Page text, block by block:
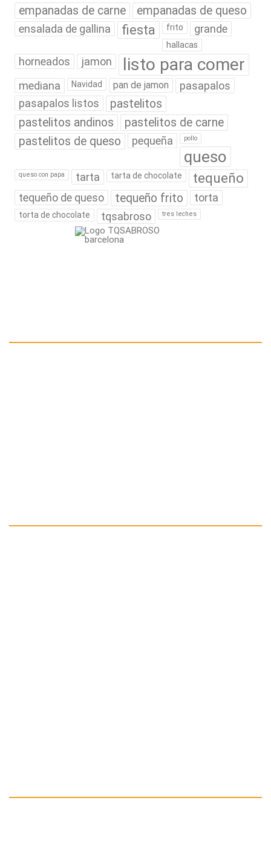
empanadas de carne
empanadas de queso
ensalada de gallina fiesta frito grande
hallacas
horneados jamon listo para comer
mediana Navidad pan de jamon
pasapalos
pasapalos listos
pastelitos
pastelitos andinos
pastelitos de carne
pastelitos de queso
pequeña pollo
queso
queso con papa tarta tarta de chocolate tequeño
tequeño de queso tequeño frito torta
torta de chocolate tqsabroso tres leches